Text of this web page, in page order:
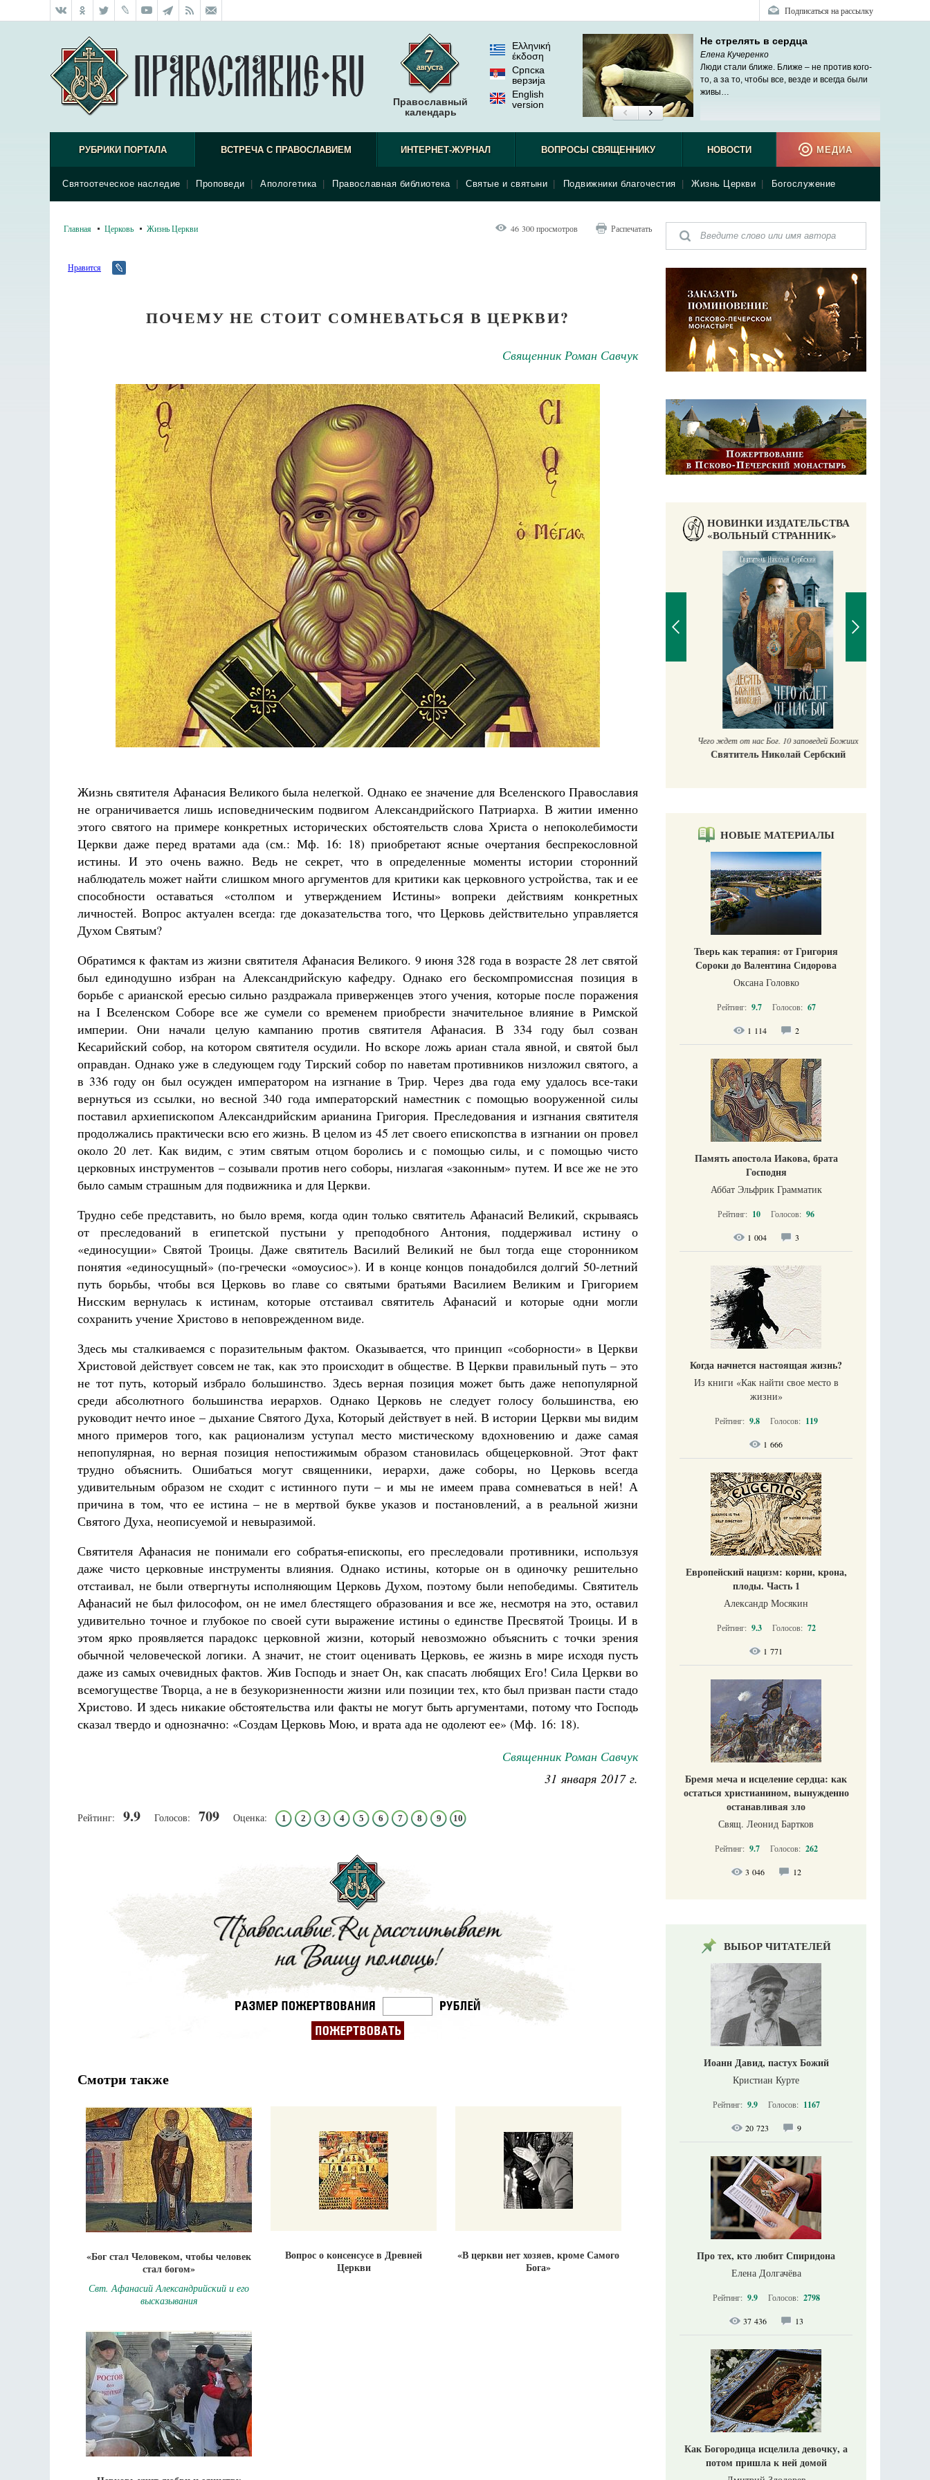
Подписаться на рассылку
Православный
календарь
Ελληνική
έκδοση
Српска
верзиjа
English
version
Не стрелять в сердца
Елена Кучеренко
Люди стали ближе. Ближе – не против кого-
то, а за то, чтобы все, везде и всегда были
живы…
РУБРИКИ ПОРТАЛА ВСТРЕЧА С ПРАВОСЛАВИЕМ
Святоотеческое наследие Проповеди Апологетика Православная библиотека Святые и святыни Подвижники благочестия Жизнь Церкви Богослужение
ИНТЕРНЕТ-ЖУРНАЛ ВОПРОСЫ СВЯЩЕННИКУ НОВОСТИ МЕДИА
Главная Церковь Жизнь Церкви 46 300 просмотров Распечатать
Нравится
ПОЧЕМУ НЕ СТОИТ СОМНЕВАТЬСЯ В ЦЕРКВИ?
Священник Роман Савчук
Жизнь святителя Афанасия Великого была нелегкой. Однако ее значение для Вселенского Православия
не ограничивается лишь исповедническим подвигом Александрийского Патриарха. В житии именно
этого святого на примере конкретных исторических обстоятельств слова Христа о непоколебимости
Церкви даже перед вратами ада (см.: Мф. 16: 18) приобретают ясные очертания беспрекословной
истины. И это очень важно. Ведь не секрет, что в определенные моменты истории сторонний
наблюдатель может найти слишком много аргументов для критики как церковного устройства, так и ее
способности оставаться «столпом и утверждением Истины» вопреки действиям конкретных
личностей. Вопрос актуален всегда: где доказательства того, что Церковь действительно управляется
Духом Святым?
Обратимся к фактам из жизни святителя Афанасия Великого. 9 июня 328 года в возрасте 28 лет святой
был единодушно избран на Александрийскую кафедру. Однако его бескомпромиссная позиция в
борьбе с арианской ересью сильно раздражала приверженцев этого учения, которые после поражения
на І Вселенском Соборе все же сумели со временем приобрести значительное влияние в Римской
империи. Они начали целую кампанию против святителя Афанасия. В 334 году был созван
Кесарийский собор, на котором святителя осудили. Но вскоре ложь ариан стала явной, и святой был
оправдан. Однако уже в следующем году Тирский собор по наветам противников низложил святого, а
в 336 году он был осужден императором на изгнание в Трир. Через два года ему удалось все-таки
вернуться из ссылки, но весной 340 года императорский наместник с помощью вооруженной силы
поставил архиепископом Александрийским арианина Григория. Преследования и изгнания святителя
продолжались практически всю его жизнь. В целом из 45 лет своего епископства в изгнании он провел
около 20 лет. Как видим, с этим святым отцом боролись и с помощью силы, и с помощью чисто
церковных инструментов – созывали против него соборы, низлагая «законным» путем. И все же не это
было самым страшным для подвижника и для Церкви.
Трудно себе представить, но было время, когда один только святитель Афанасий Великий, скрываясь
от преследований в египетской пустыни у преподобного Антония, поддерживал истину о
«единосущии» Святой Троицы. Даже святитель Василий Великий не был тогда еще сторонником
понятия «единосущный» (по-гречески «омоусиос»). И в конце концов понадобился долгий 50-летний
путь борьбы, чтобы вся Церковь во главе со святыми братьями Василием Великим и Григорием
Нисским вернулась к истинам, которые отстаивал святитель Афанасий и которые одни могли
сохранить учение Христово в неповрежденном виде.
Здесь мы сталкиваемся с поразительным фактом. Оказывается, что принцип «соборности» в Церкви
Христовой действует совсем не так, как это происходит в обществе. В Церкви правильный путь – это
не тот путь, который избрало большинство. Здесь верная позиция может быть даже непопулярной
среди абсолютного большинства иерархов. Однако Церковь не следует голосу большинства, ею
руководит нечто иное – дыхание Святого Духа, Который действует в ней. В истории Церкви мы видим
много примеров того, как рационализм уступал место мистическому вдохновению и даже самая
непопулярная, но верная позиция непостижимым образом становилась общецерковной. Этот факт
трудно объяснить. Ошибаться могут священники, иерархи, даже соборы, но Церковь всегда
удивительным образом не сходит с истинного пути – и мы не имеем права сомневаться в ней! А
причина в том, что ее истина – не в мертвой букве указов и постановлений, а в реальной жизни
Святого Духа, неописуемой и невыразимой.
Святителя Афанасия не понимали его собратья-епископы, его преследовали противники, используя
даже чисто церковные инструменты влияния. Однако истины, которые он в одиночку решительно
отстаивал, не были отвергнуты исполняющим Церковь Духом, поэтому были непобедимы. Святитель
Афанасий не был философом, он не имел блестящего образования и все же, несмотря на это, оставил
удивительно точное и глубокое по своей сути выражение истины о единстве Пресвятой Троицы. И в
этом ярко проявляется парадокс церковной жизни, который невозможно объяснить с точки зрения
обычной человеческой логики. А значит, не стоит оценивать Церковь, ее жизнь в мире исходя пусть
даже из самых очевидных фактов. Жив Господь и знает Он, как спасать любящих Его! Сила Церкви во
всемогуществе Творца, а не в безукоризненности жизни или позиции тех, кто был призван пасти стадо
Христово. И здесь никакие обстоятельства или факты не могут быть аргументами, потому что Господь
сказал твердо и однозначно: «Создам Церковь Мою, и врата ада не одолеют ее» (Мф. 16: 18).
Священник Роман Савчук
31 января 2017 г.
Рейтинг: 9.9 Голосов: 709 Оценка: 1 2 3 4 5 6 7 8 9 10
Смотри также
«Бог стал Человеком, чтобы человек
стал богом»
Свт. Афанасий Александрийский и его
высказывания
Вопрос о консенсусе в Древней
Церкви
«В церкви нет хозяев, кроме Самого
Бога»
НОВИНКИ ИЗДАТЕЛЬСТВА
«ВОЛЬНЫЙ СТРАННИК»
Разлуки не будет
Фредерика де Грааф Как найти своё место в жизни
Великомученик Георгий Победоносец. Научись у
святого
Роман Котов Чего ждет от нас Бог. 10 заповедей Божиих
Святитель Николай Сербский
НОВЫЕ МАТЕРИАЛЫ
Тверь как терапия: от Григория
Сороки до Валентина Сидорова
Оксана Головко
Рейтинг: 9.7 Голосов: 67
1 114 2
Память апостола Иакова, брата
Господня
Аббат Эльфрик Грамматик
Рейтинг: 10 Голосов: 96
1 004 3
Когда начнется настоящая жизнь?
Из книги «Как найти свое место в
жизни​»
Рейтинг: 9.8 Голосов: 119
1 666
Европейский нацизм: корни, крона,
плоды. Часть 1
Александр Мосякин
Рейтинг: 9.3 Голосов: 72
1 771
Бремя меча и исцеление сердца: как
остаться христианином, вынужденно
останавливая зло
Свящ. Леонид Бартков
Рейтинг: 9.7 Голосов: 262
3 046 12
ВЫБОР ЧИТАТЕЛЕЙ
Иоанн Давид, пастух Божий
Кристиан Курте
Рейтинг: 9.9 Голосов: 1167
20 723 9
Про тех, кто любит Спиридона
Елена Долгачёва
Рейтинг: 9.9 Голосов: 2798
37 436 13
Как Богородица исцелила девочку, а
потом пришла к ней домой